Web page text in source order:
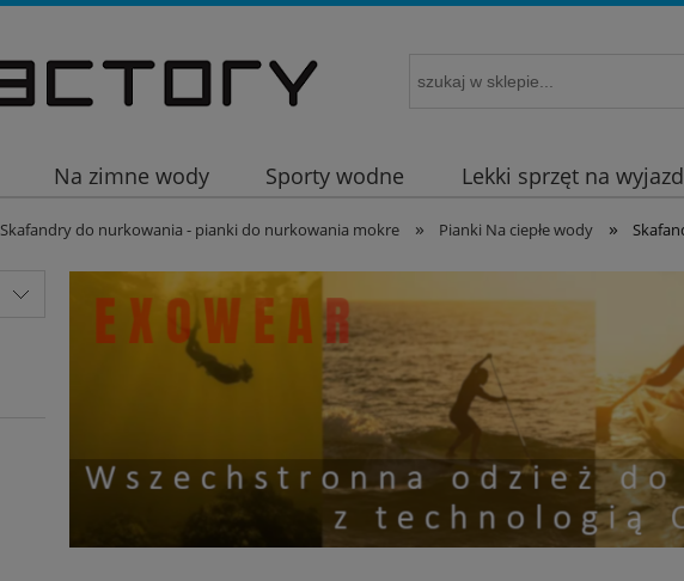
Na zimne wody Sporty wodne
Lekki sprzęt na
Skafandry do nurkowania - pianki do nurkowania mokre » Pianki Na ciepłe wody »